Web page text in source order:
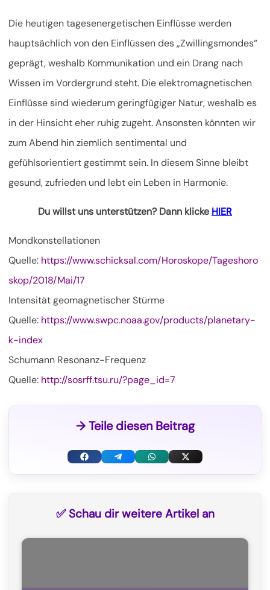
Die heutigen tagesenergetischen Einflüsse werden
hauptsächlich von den Einflüssen des „Zwillingsmondes“
geprägt, weshalb Kommunikation und ein Drang nach
Wissen im Vordergrund steht. Die elektromagnetischen
Einflüsse sind wiederum geringfügiger Natur, weshalb es
in der Hinsicht eher ruhig zugeht. Ansonsten könnten wir
zum Abend hin ziemlich sentimental und
gefühlsorientiert gestimmt sein. In diesem Sinne bleibt
gesund, zufrieden und lebt ein Leben in Harmonie.
Du willst uns unterstützen? Dann klicke HIER
Mondkonstellationen
Quelle: https://www.schicksal.com/Horoskope/Tageshoro
skop/2018/Mai/17
Intensität geomagnetischer Stürme
Quelle: https://www.swpc.noaa.gov/products/planetary-
k-index
Schumann Resonanz-Frequenz
Quelle: http://sosrff.tsu.ru/?page_id=7
→ Teile diesen Beitrag
F
o
T
a
W
p
X
T
t
✅ Schau dir weitere Artikel an